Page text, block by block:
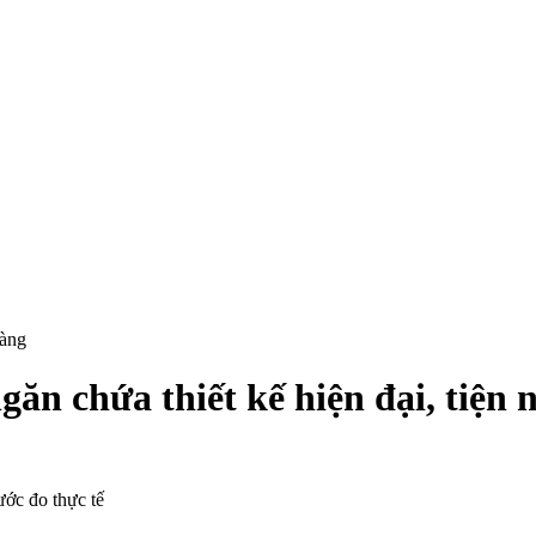
chứa thiết kế hiện đại, tiện
đo thực tế